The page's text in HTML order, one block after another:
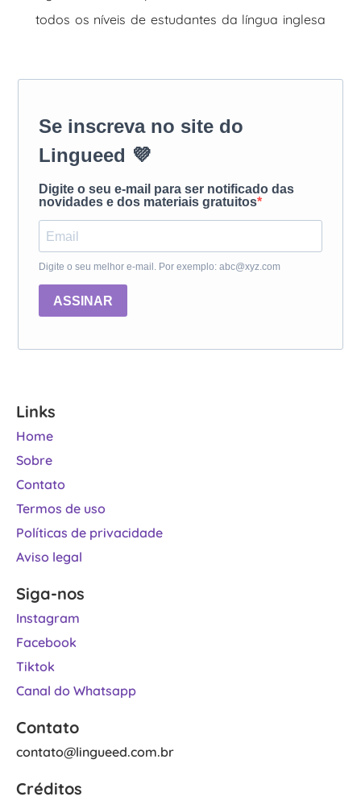
todos os níveis de estudantes da língua inglesa
Se inscreva no site do
Lingueed 💜
Digite o seu e-mail para ser notificado das
novidades e dos materiais gratuitos
Digite o seu melhor e-mail. Por exemplo: abc@xyz.com
ASSINAR
Links
Home
Sobre
Contato
Termos de uso
Políticas de privacidade
Aviso legal
Siga-nos
Instagram
Facebook
Tiktok
Canal do Whatsapp
Contato
contato@lingueed.com.br
Créditos